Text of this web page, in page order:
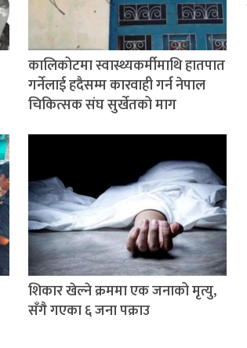
कालिकोटमा स्वास्थ्यकर्मीमाथि हातपात
गर्नेलाई हदैसम्म कारवाही गर्न नेपाल
चिकित्सक संघ सुर्खेतको माग
शिकार खेल्ने क्रममा एक जनाको मृत्यु,
सँगै गएका ६ जना पक्राउ